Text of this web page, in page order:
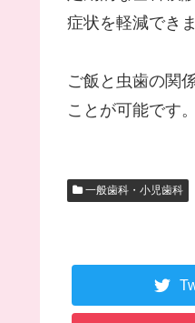
症状を軽減できま
ご飯と虫歯の関
ことが可能です。
一般歯科・小児歯科